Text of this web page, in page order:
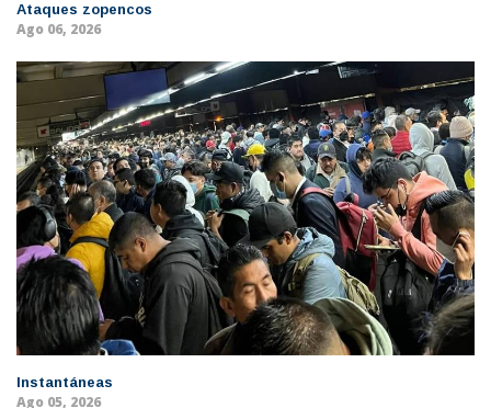
Ataques zopencos
Ago 06, 2026
Instantáneas
Ago 05, 2026